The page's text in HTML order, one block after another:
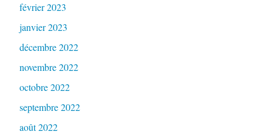
février 2023
janvier 2023
décembre 2022
novembre 2022
octobre 2022
septembre 2022
août 2022